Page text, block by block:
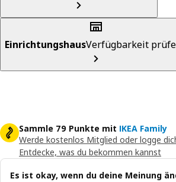
EinrichtungshausVerfügbarkeit
Sammle 79 Punkte mit IKEA Family
Werde kostenlos Mitglied oder logge
Entdecke, was du bekommen kannst
Es ist okay, wenn du deine Meinung